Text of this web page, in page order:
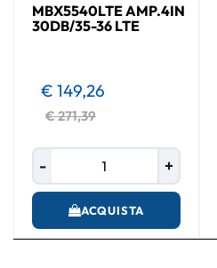
MBX5540LTE AMP.4IN
30DB/35-36 LTE
€ 271,39
€ 149,26
ACQUISTA